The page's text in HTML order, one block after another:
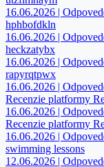
16.06.2026 |
hphbofdkln
16.06.2026 |
heckzatybx
16.06.2026 |
rapyrqtpwx
16.06.2026 |
Recenzie platformy
16.06.2026 |
Recenzie platformy
16.06.2026 |
swimming lessons
12.06.2026 |